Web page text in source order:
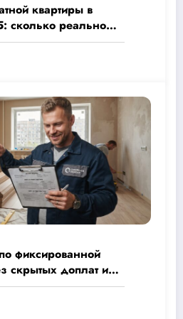
квартиры в
сколько реально
— полный
фиксированной
скрытых доплат и